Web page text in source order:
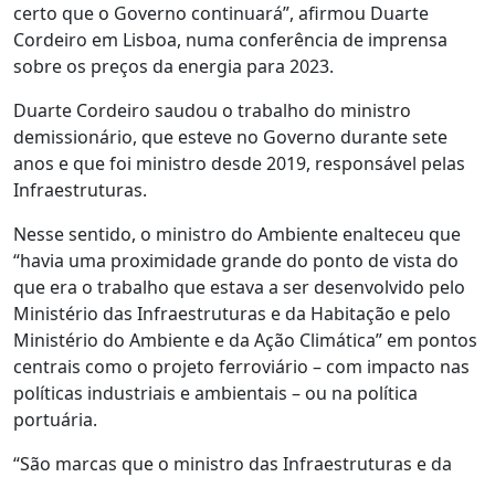
certo que o Governo continuará”, afirmou Duarte
Cordeiro em Lisboa, numa conferência de imprensa
sobre os preços da energia para 2023.
Duarte Cordeiro saudou o trabalho do ministro
demissionário, que esteve no Governo durante sete
anos e que foi ministro desde 2019, responsável pelas
Infraestruturas.
Nesse sentido, o ministro do Ambiente enalteceu que
“havia uma proximidade grande do ponto de vista do
que era o trabalho que estava a ser desenvolvido pelo
Ministério das Infraestruturas e da Habitação e pelo
Ministério do Ambiente e da Ação Climática” em pontos
centrais como o projeto ferroviário – com impacto nas
políticas industriais e ambientais – ou na política
portuária.
“São marcas que o ministro das Infraestruturas e da